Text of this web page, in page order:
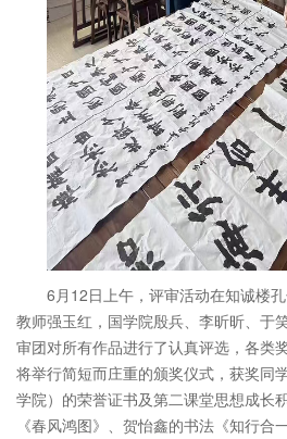
6月 12日上午，评审活动在知诚楼
教师强玉红，国学院殷兵、李昕昕、于
审团对所有作品进行了认真评选，各类
将举行简短而庄重的颁奖仪式，获奖同
学院）的荣誉证书及第二课堂思想成长
《春风鸿图》、贺怡鑫的书法《知行合